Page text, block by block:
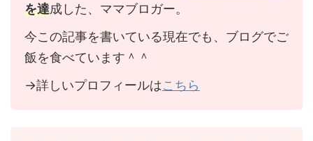
を達成した、ママブロガー。
今この記事を書いている現在でも、ブログでご
飯を食べています＾＾
→詳しいプロフィールはこちら